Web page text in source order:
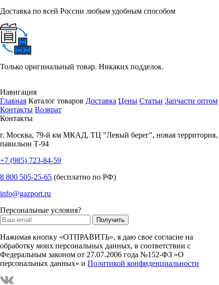
Доставка по всей России любым удобным способом
Только оригинальный товар. Никаких подделок.
Навигация
Главная Каталог товаров Доставка Цены Статьи Запчасти оптом
Контакты Возврат
Контакты
г. Москва, 79-й км МКАД, ТЦ "Левый берег", новая территория,
павильон Т-94
+7 (985) 723-84-59
8 800 505-25-65 (бесплатно по РФ)
info@gazport.ru
Персональные условия?
Нажимая кнопку «ОТПРАВИТЬ», я даю свое согласие на
обработку моих персональных данных, в соответствии с
Федеральным законом от 27.07.2006 года №152-ФЗ «О
персональных данных» и Политикой конфиденциальности